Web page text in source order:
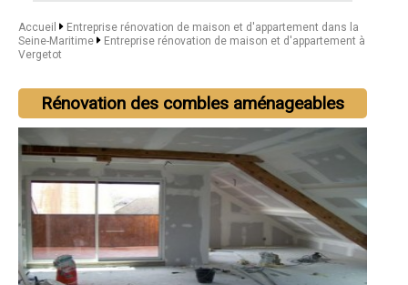
Accueil
Entreprise rénovation de maison et d'appartement dans la
Seine-Maritime
Entreprise rénovation de maison et d'appartement à
Vergetot
Rénovation des combles aménageables